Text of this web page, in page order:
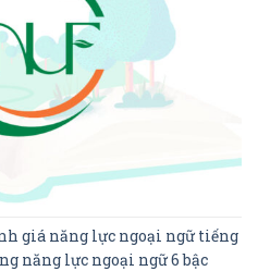
giá năng lực ngoại ngữ tiếng
năng lực ngoại ngữ 6 bậc